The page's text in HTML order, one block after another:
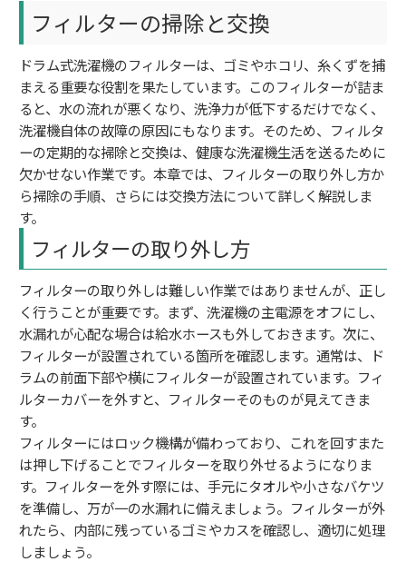
フィルターの掃除と交換
ドラム式洗濯機のフィルターは、ゴミやホコリ、糸くずを捕
まえる重要な役割を果たしています。このフィルターが詰ま
ると、水の流れが悪くなり、洗浄力が低下するだけでなく、
洗濯機自体の故障の原因にもなります。そのため、フィルタ
ーの定期的な掃除と交換は、健康な洗濯機生活を送るために
欠かせない作業です。本章では、フィルターの取り外し方か
ら掃除の手順、さらには交換方法について詳しく解説しま
す。
フィルターの取り外し方
フィルターの取り外しは難しい作業ではありませんが、正し
く行うことが重要です。まず、洗濯機の主電源をオフにし、
水漏れが心配な場合は給水ホースも外しておきます。次に、
フィルターが設置されている箇所を確認します。通常は、ド
ラムの前面下部や横にフィルターが設置されています。フィ
ルターカバーを外すと、フィルターそのものが見えてきま
す。
フィルターにはロック機構が備わっており、これを回すまた
は押し下げることでフィルターを取り外せるようになりま
す。フィルターを外す際には、手元にタオルや小さなバケツ
を準備し、万が一の水漏れに備えましょう。フィルターが外
れたら、内部に残っているゴミやカスを確認し、適切に処理
しましょう。